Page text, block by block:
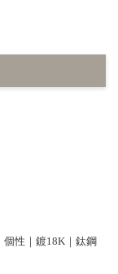
性｜鍍18K｜鈦鋼